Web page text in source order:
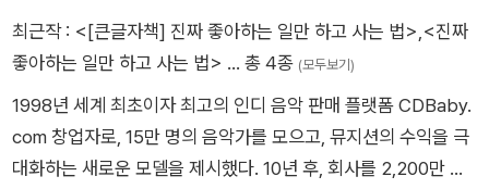
건너면 거울을 원래 위치로 돌려놓는다.
_18. 스트레스를 확실히 줄여주는 작은 변화
다.
더 많은 선택지를 고려해본 친구는 자신이 진정으로 원하는 게 창
하고 있을 뿐이었다.
위대한 통찰력은 오직 다양한 선택권에 마음을 열 때 나온다. 여
러 생각을 합친 것, 완전히 말도 안 되는 것까지 모든 아이디어를
최근작 : <[큰글자책] 진짜 좋아하는 일만 하고 사는 법> <진짜
좋아하는 일만 하고 사는 법> … 총 4종 (모두보기)
1998년 세계 최초이자 최고의 인디 음악 판매 플랫폼 CDBaby.
com 창업자로, 15만 명의 음악가를 모으고, 뮤지션의 수익을 극
대화하는 새로운 모델을 제시했다. 10년 후, 회사를 2,200만 달